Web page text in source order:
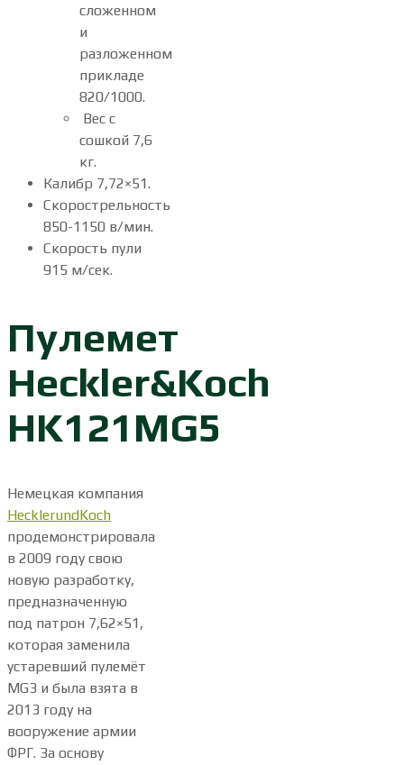
сложенном
и
разложенном
прикладе
820/1000.
Вес с
сошкой 7,6
кг.
Калибр 7,72×51.
Скорострельность
850-1150 в/мин.
Скорость пули
915 м/сек.
Пулемет
Heckler&Koch
HK121MG5
Немецкая компания
HecklerundKoch
продемонстрировала
в 2009 году свою
новую разработку,
предназначенную
под патрон 7,62×51,
которая заменила
устаревший пулемёт
MG3 и была взята в
2013 году на
вооружение армии
ФРГ. За основу